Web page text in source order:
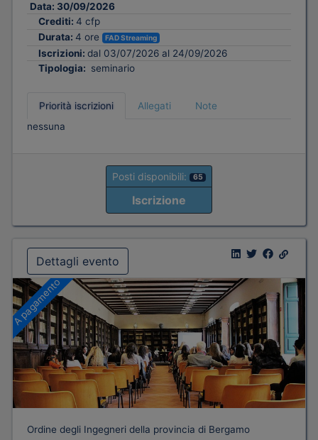
Data: 30/09/2026
Crediti: 4 cfp
Durata: 4 ore FAD Streaming
Iscrizioni: dal 03/07/2026 al 24/09/2026
Tipologia: seminario
Priorità iscrizioni Allegati
Note
nessuna
Posti disponibili: 65
Iscrizione
Dettagli evento
A pagamento
Ordine degli Ingegneri della provincia di Bergamo